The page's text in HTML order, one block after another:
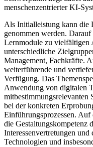
menschenzentrierter KI-
Als Initialleistung kann die
genommen werden.
Lernmodule zu vielfältigen
unterschiedliche
Management, Fachkräfte.
weiterführende und
Verfügung. Das
Anwendung von digitalen
mitbestimmungsrelevanten
bei der konkreten
Einführungsprozessen. Auf
die Gestaltungskompetenz
Interessenvertretungen
Technologien und